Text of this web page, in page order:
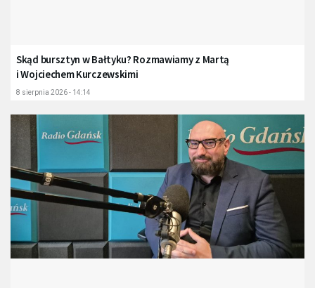
Skąd bursztyn w Bałtyku? Rozmawiamy z Martą
i Wojciechem Kurczewskimi
8 sierpnia 2026 - 14:14